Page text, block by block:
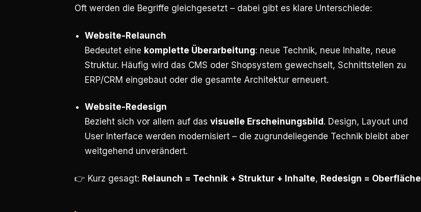
Oft werden die Begriffe gleichgesetzt – dabei gibt es klare Unterschiede:
Website-Relaunch
Bedeutet eine komplette Überarbeitung: neue Technik, neue Inhalte, neue
Struktur. Häufig wird das CMS oder Shopsystem gewechselt, Schnittstellen zu
ERP/CRM eingebaut oder die gesamte Architektur erneuert.
Website-Redesign
Bezieht sich vor allem auf das visuelle Erscheinungsbild . Design, Layout und
User Interface werden modernisiert – die zugrundeliegende Technik bleibt aber
weitgehend unverändert.
👉 Kurz gesagt: Relaunch = Technik + Struktur + Inhalte, Redesign = Oberfläche